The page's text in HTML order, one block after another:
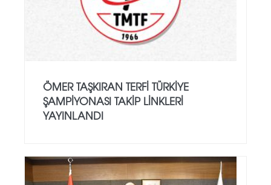
ÖMER TAŞKIRAN TERFI TÜRKIYE
ŞAMPIYONASI TAKIP LINKLERI
YAYINLANDI